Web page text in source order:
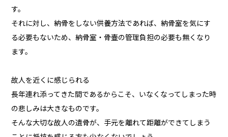
す。
それに対し、納骨をしない供養方法であれば、納骨室を気にす
る必要もないため、納骨室・骨壷の管理負担の必要も無くなり
ます。
故人を近くに感じられる
長年連れ添ってきた間であるからこそ、いなくなってしまった時
の悲しみは大きなものです。
そんな大切な故人の遺骨が、手元を離れて距離ができてしまう